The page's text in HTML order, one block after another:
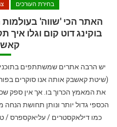
בחירת העורכים
האתר הכי 'שווה'
בוקינג דוט קום וגלו
יש הרבה אתרים שמשתתפים
(שיטת קאשבק אותה אנו סוקרים
את המאמץ הכרוך בו. אך אין ספק
הכספי גדול יותר ונותן תחושת הנחה
כמו דילאקסטרים / עליאקספרס /